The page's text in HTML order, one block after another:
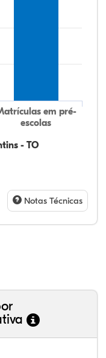
- TO
em pré-
escolas
Notas Técnicas